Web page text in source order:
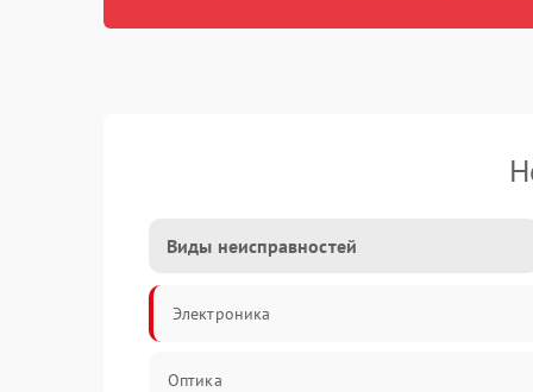
Виды неисправностей
Электроника
Оптика